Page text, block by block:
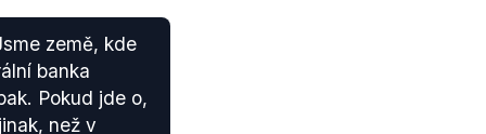
země, kde
banka
Pokud jde o,
než v